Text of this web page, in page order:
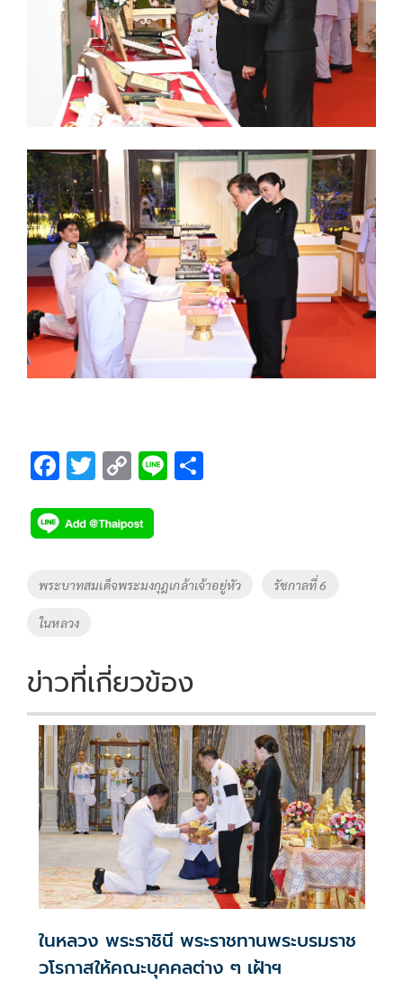
F
e
b
o
k
T
tt
er
C
p
y
Li
Li
Tags
พระบาทสมเด็จพระมงกุฎเกล้าเจ้าอยู่หัว รัชกาลที่ 6
ในหลวง
ข่าวที่เกี่ยวข้อง
ในหลวง พระราชินี พระราชทานพระบรมราช
วโรกาสให้คณะบุคคลต่าง ๆ เฝ้าฯ